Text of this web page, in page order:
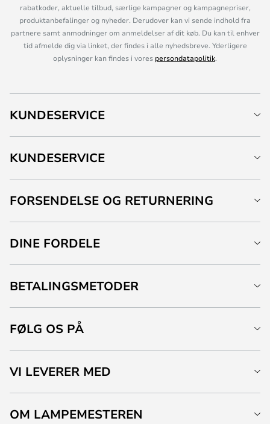
rabatkoder, aktuelle tilbud, særlige kampagner og kampagnepriser,
produktanbefalinger og nyheder. Derudover kan vi sende indhold fra
partnere samt anmodninger om anmeldelser af dit køb. Du kan til enhver
tid afmelde dig via linket, der findes i alle nyhedsbreve. Yderligere
oplysninger kan findes i vores persondatapolitik.
KUNDESERVICE
KUNDESERVICE
FORSENDELSE OG RETURNERING
DINE FORDELE
BETALINGSMETODER
FØLG OS PÅ
VI LEVERER MED
OM LAMPEMESTEREN